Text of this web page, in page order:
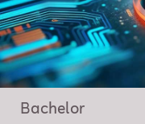
Bachelor